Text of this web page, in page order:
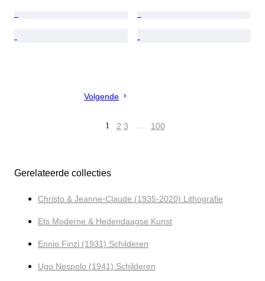
Volgende
1 2 3 … 100
Gerelateerde collecties
Christo & Jeanne-Claude (1935-2020) Lithografie
Ets Moderne & Hedendaagse Kunst
Ennio Finzi (1931) Schilderen
Ugo Nespolo (1941) Schilderen